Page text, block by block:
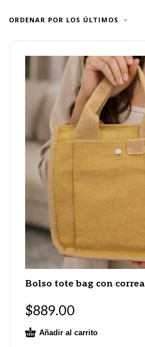
ORDENAR POR LOS ÚLTIMOS
Bolso tote bag con correa
$889.00
Añadir al carrito